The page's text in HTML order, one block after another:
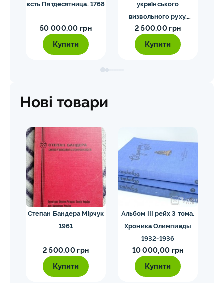
єсть Пятдесятница. 1768
50 000,00 грн
Купити
українського
визвольного руху.
Мірчук П. 1955
2 500,00 грн
Купити
Нові товари
Степан Бандера Мірчук
1961
2 500,00 грн
Купити
Альбом III рейх 3 тома.
Хроника Олимпиады
1932-1936
10 000,00 грн
Купити